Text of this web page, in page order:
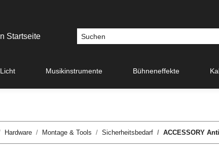
Licht Musikinstrumente Bühneneffekte
Hardware Montage & Tools Sicherheitsbedarf ACCESSORY